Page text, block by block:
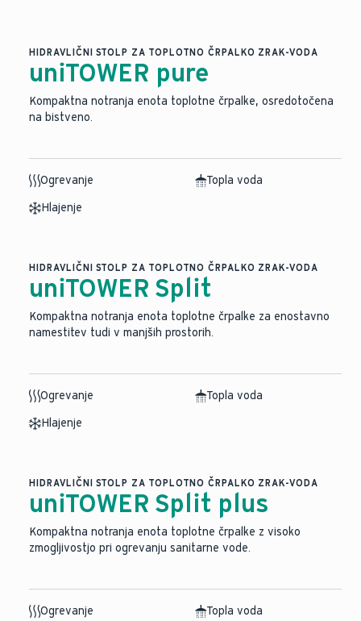
HIDRAVLIČNI STOLP ZA TOPLOTNO ČRPALKO ZRAK-VODA
uniTOWER pure
Kompaktna notranja enota toplotne črpalke, osredotočena
na bistveno.
Ogrevanje
Topla voda
Hlajenje
HIDRAVLIČNI STOLP ZA TOPLOTNO ČRPALKO ZRAK-VODA
uniTOWER Split
Kompaktna notranja enota toplotne črpalke za enostavno
namestitev tudi v manjših prostorih.
Ogrevanje
Topla voda
Hlajenje
HIDRAVLIČNI STOLP ZA TOPLOTNO ČRPALKO ZRAK-VODA
uniTOWER Split plus
Kompaktna notranja enota toplotne črpalke z visoko
zmogljivostjo pri ogrevanju sanitarne vode.
Ogrevanje Topla voda